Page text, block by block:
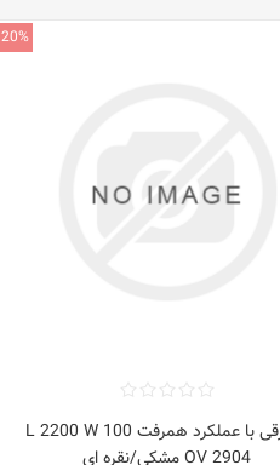
20%
فر برقی با عملکرد همرفت 100 L 2200 W
OV 2904 مشکی/نقره ای